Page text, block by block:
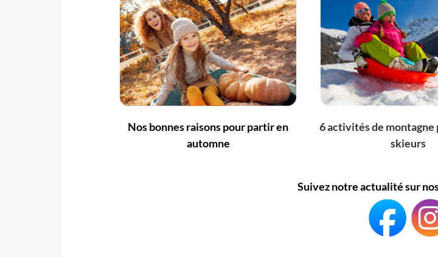
Nos bonnes raisons pour partir en
automne
6 activités de montagne
skieurs
Suivez notre actualité sur